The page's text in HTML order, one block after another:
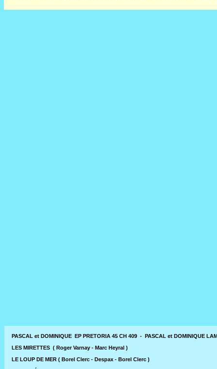
PASCAL et DOMINIQUE EP PRETORIA 45 CH 409 - PASCAL et DOMINIQUE
LES MIRETTES ( Roger Varnay - Marc Heyral )
LE LOUP DE MER ( Borel Clerc - Despax - Borel Clerc )